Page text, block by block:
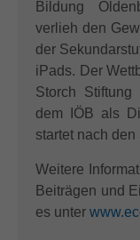
Bildung
verlieh den
der
iPads. Der
Storch
dem IÖB als
startet nach
Weitere
Beiträgen und
es unter